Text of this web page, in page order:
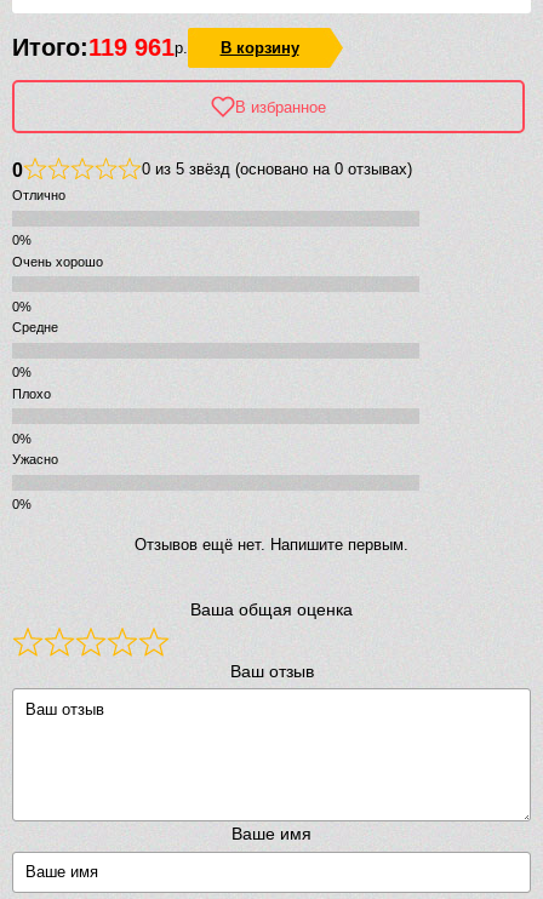
Итого:119 961р. В корзину
В избранное
0 0 из 5 звёзд (основано на 0 отзывах)
Отлично
Очень хорошо
Средне
Плохо
Ужасно
Отзывов ещё нет. Напишите первым.
Ваша общая оценка
Ваш отзыв
Ваше имя